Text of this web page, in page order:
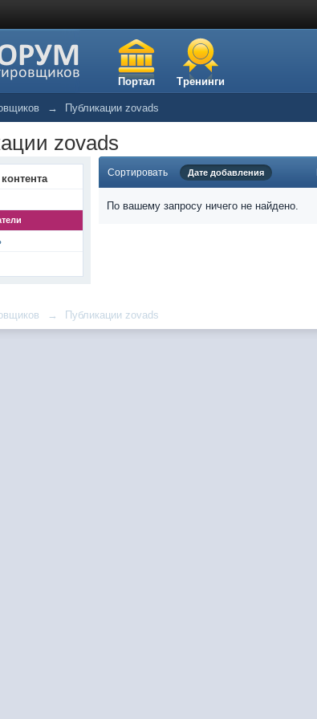
Портал Тренинги
→ Публикации zovads
zovads
Сортировать Дате добавления
По вашему запросу ничего не найдено.
→ Публикации zovads